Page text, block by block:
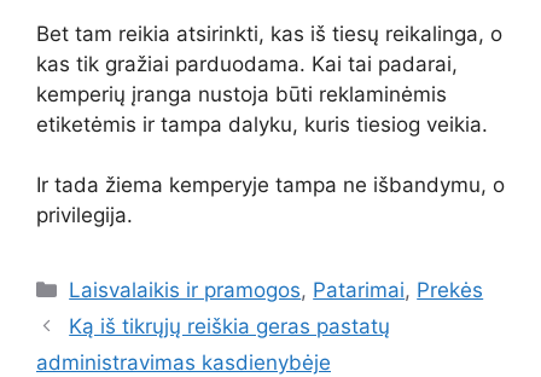
Bet tam reikia atsirinkti, kas iš tiesų reikalinga, o
kas tik gražiai parduodama. Kai tai padarai,
kemperių įranga nustoja būti reklaminėmis
etiketėmis ir tampa dalyku, kuris tiesiog veikia.
Ir tada žiema kemperyje tampa ne išbandymu, o
privilegija.
Kategorijos
Laisvalaikis ir pramogos, Patarimai, Prekės
Ką iš tikrųjų reiškia geras pastatų
administravimas kasdienybėje